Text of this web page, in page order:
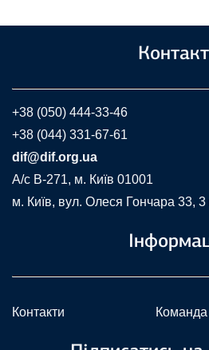
+38 (050) 444-33-46
+38 (044) 331-67-61
dif@dif.org.ua
A/c В-271, м. Київ 01001
м. Київ, вул. Олеся Гончара 33,
Контакти Команда